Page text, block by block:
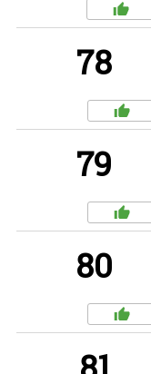
78
79
80